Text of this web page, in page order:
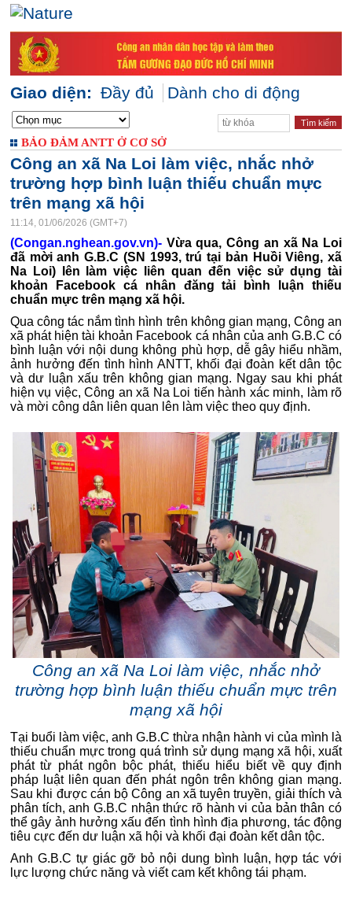
Giao diện: Đầy đủ Dành cho di động
BẢO ĐẢM ANTT Ở CƠ SỞ
Công an xã Na Loi làm việc, nhắc nhở
trường hợp bình luận thiếu chuẩn mực
trên mạng xã hội
11:14, 01/06/2026 (GMT+7)
(Congan.nghean.gov.vn)- Vừa qua, Công an xã Na Loi
đã mời anh G.B.C (SN 1993, trú tại bản Huồi Viêng, xã
Na Loi) lên làm việc liên quan đến việc sử dụng tài
khoản Facebook cá nhân đăng tải bình luận thiếu
chuẩn mực trên mạng xã hội.
Qua công tác nắm tình hình trên không gian mạng, Công an
xã phát hiện tài khoản Facebook cá nhân của anh G.B.C có
bình luận với nội dung không phù hợp, dễ gây hiểu nhầm,
ảnh hưởng đến tình hình ANTT, khối đại đoàn kết dân tộc
và dư luận xấu trên không gian mạng. Ngay sau khi phát
hiện vụ việc, Công an xã Na Loi tiến hành xác minh, làm rõ
và mời công dân liên quan lên làm việc theo quy định.
Công an xã Na Loi làm việc, nhắc nhở
trường hợp bình luận thiếu chuẩn mực trên
mạng xã hội
Tại buổi làm việc, anh G.B.C thừa nhận hành vi của mình là
thiếu chuẩn mực trong quá trình sử dụng mạng xã hội, xuất
phát từ phát ngôn bộc phát, thiếu hiểu biết về quy định
pháp luật liên quan đến phát ngôn trên không gian mạng.
Sau khi được cán bộ Công an xã tuyên truyền, giải thích và
phân tích, anh G.B.C nhận thức rõ hành vi của bản thân có
thể gây ảnh hưởng xấu đến tình hình địa phương, tác động
tiêu cực đến dư luận xã hội và khối đại đoàn kết dân tộc.
Anh G.B.C tự giác gỡ bỏ nội dung bình luận, hợp tác với
lực lượng chức năng và viết cam kết không tái phạm.